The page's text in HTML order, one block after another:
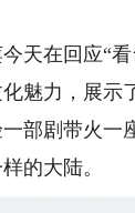
在回应“看
魅力，展
部剧带火
的大陆。